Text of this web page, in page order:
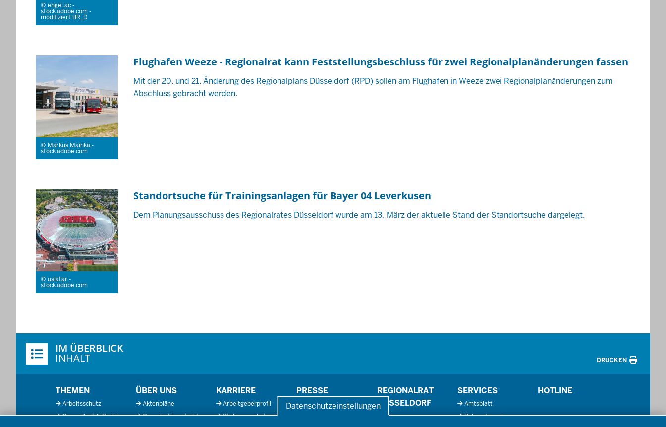
Datenschutzeinstellungen
engel.ac -
stock.adobe.com -
modifiziert BR_D
Markus Mainka -
stock.adobe.com
Flughafen Weeze - Regionalrat kann Feststellungsbeschluss für zwei Regionalplanänderungen fassen
Mit der 20. und 21. Änderung des Regionalplans Düsseldorf (RPD) sollen am Flughafen in Weeze zwei Regionalplanänderungen zum
Abschluss gebracht werden.
uslatar -
stock.adobe.com
Standortsuche für Trainingsanlagen für Bayer 04 Leverkusen
Dem Planungsausschuss des Regionalrates Düsseldorf wurde am 13. März der aktuelle Stand der Standortsuche dargelegt.
Inhalte
IM ÜBERBLICK
INHALT DRUCKEN
Fußzeile
THEMEN
Arbeitsschutz
Gesundheit & Soziales
ÜBER UNS
Aktenpläne
Organisationsstruktur
KARRIERE
Arbeitgeberprofil
Stellenangebote
PRESSE
Pressefotos
REGIONALRAT
DÜSSELDORF
SERVICES
Amtsblatt
Bekanntmachungen
HOTLINE